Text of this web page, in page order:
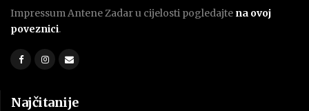
Impressum Antene Zadar u cijelosti pogledajte na ovoj
poveznici.
Najčitanije